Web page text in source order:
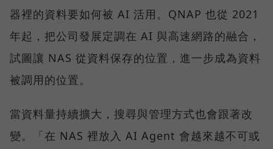
器裡的資料要如何被 AI 活用。QNAP 也從 2021
年起，把公司發展定調在 AI 與高速網路的融合，
試圖讓 NAS 從資料保存的位置，進一步成為資料
被調用的位置。
當資料量持續擴大，搜尋與管理方式也會跟著改
變。「在 NAS 裡放入 AI Agent 會越來越不可或